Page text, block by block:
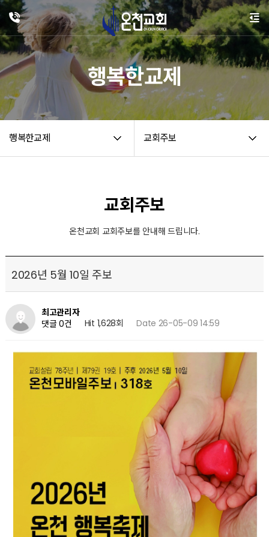
행복한교제 교회주보
행복한교제
교회주보
온천교회 교회주보를 안내해 드립니다.
2026년 5월 10일 주보
최고관리자
댓글 0건
Hit 1,628회 Date 26-05-09 14:59